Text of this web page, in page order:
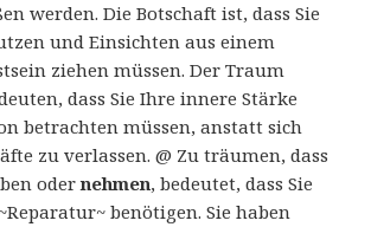
werden. Die Botschaft ist, dass Sie
und Einsichten aus einem
ziehen müssen. Der Traum
dass Sie Ihre innere Stärke
betrachten müssen, anstatt sich
zu verlassen. @ Zu träumen, dass
odernehmen, bedeutet, dass Sie
benötigen. Sie haben